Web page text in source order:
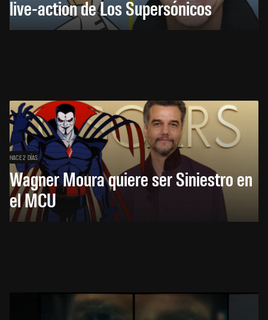
live-action de Los Supersónicos
HACE 2 DÍAS
Wagner Moura quiere ser Siniestro en
el MCU